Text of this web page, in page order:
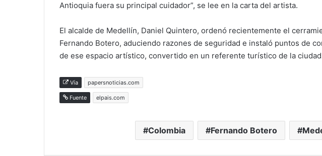
Antioquia fuera su principal cuidador”, se lee en la carta del artista.
El alcalde de Medellín, Daniel Quintero, ordenó recientemente el
Fernando Botero, aduciendo razones de seguridad e instaló puntos de
de ese espacio artístico, convertido en un referente turístico de la
Vía papersnoticias.com
Fuente elpais.com
Colombia Fernando Botero